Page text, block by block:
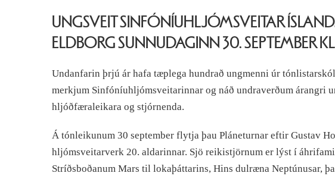
UNGSVEIT SINFÓNÍUHLJÓMSVEITAR
ELDBORG SUNNUDAGINN 30. SEPTEMBER
Undanfarin þrjú ár hafa tæplega hundrað ungmenni úr
merkjum Sinfóníuhljómsveitarinnar og náð undraverðum árangri
hljóðfæraleikara og stjórnenda.
Á tónleikunum 30 september flytja þau Pláneturnar eftir Gustav
hljómsveitarverk 20. aldarinnar. Sjö reikistjörnum er lýst í
Stríðsboðanum Mars til lokaþáttarins, Hins dulræna Neptúnusar,